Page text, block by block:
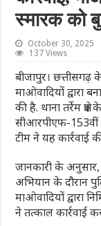
स्मारक को
October 30, 2025
137 Views
बीजापुर। छत्तीसगढ़
माओवादियों द्वारा
की है. थाना तर्रेम
सीआरपीएफ-
टीम ने यह कार्रवाई
जानकारी के
अभियान के दौरान
माओवादियों द्वारा
ने तत्काल कार्रवाई